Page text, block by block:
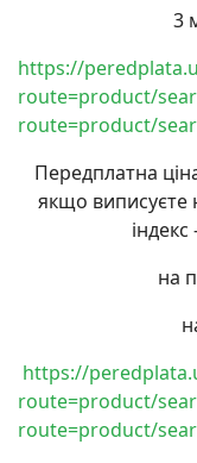
3
https://
route=product/
route=product/
Передплатна
якщо виписуєте
індекс
на
https://
route=product/
route=product/